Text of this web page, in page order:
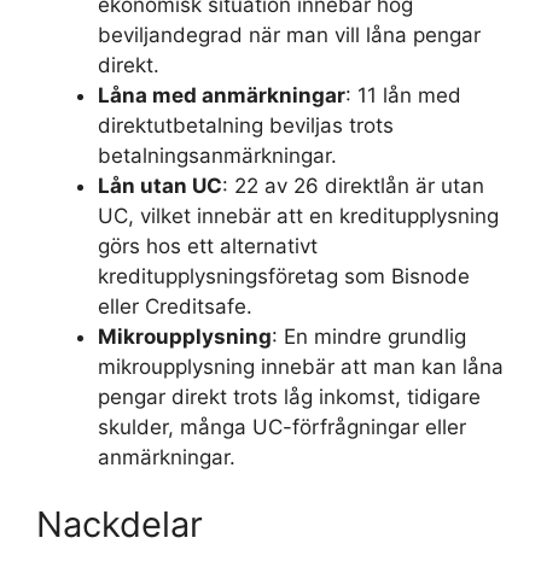
ekonomisk situation innebär hög
beviljandegrad när man vill låna pengar
direkt.
Låna med anmärkningar: 11 lån med
direktutbetalning beviljas trots
betalningsanmärkningar.
Lån utan UC: 22 av 26 direktlån är utan
UC, vilket innebär att en kreditupplysning
görs hos ett alternativt
kreditupplysningsföretag som Bisnode
eller Creditsafe.
Mikroupplysning: En mindre grundlig
mikroupplysning innebär att man kan låna
pengar direkt trots låg inkomst, tidigare
skulder, många UC-förfrågningar eller
anmärkningar.
Nackdelar